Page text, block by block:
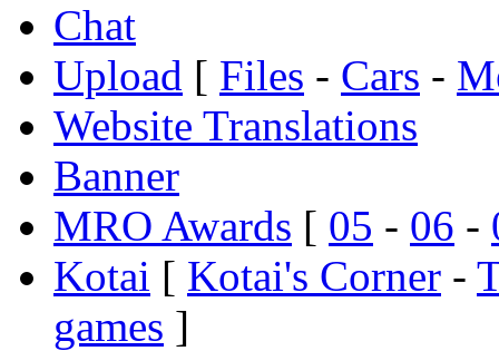
Chat
Upload [ Files - Cars -
Website Translations
Banner
MRO Awards [ 05 - 06 -
Kotai [ Kotai's Corner -
games ]